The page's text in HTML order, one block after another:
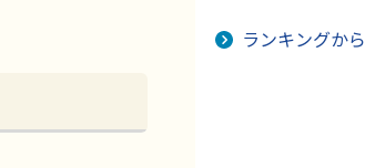
ランキングから